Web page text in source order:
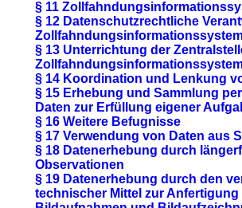
§ 11
§ 12 Datenschutzrechtliche
§ 13 Unterrichtung der
§ 14 Koordination und Lenkung
§ 15 Erhebung und Sammlung
Daten zur Erfüllung eigener
§ 16 Weitere Befugnisse
§ 17 Verwendung von Daten aus
§ 18 Datenerhebung durch
Observationen
§ 19 Datenerhebung durch den
technischer Mittel zur Anfertigung